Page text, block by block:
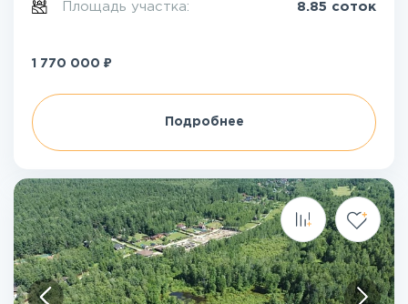
Площадь участка: 8.85 соток
1 770 000 ₽
Подробнее